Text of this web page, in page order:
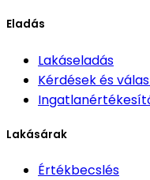
Eladás
Lakáseladás
Kérdések és
Lakásárak
Értékbecslés